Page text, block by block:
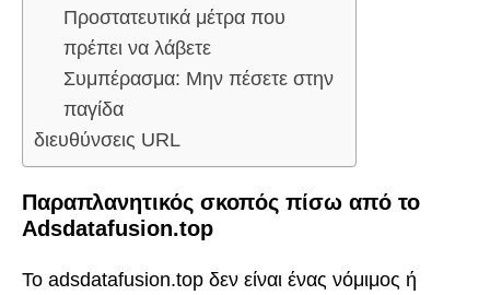
Προστατευτικά μέτρα που
πρέπει να λάβετε
Συμπέρασμα: Μην πέσετε στην
παγίδα
διευθύνσεις URL
Παραπλανητικός σκοπός πίσω από το
Adsdatafusion.top
Το adsdatafusion.top δεν είναι ένας νόμιμος ή